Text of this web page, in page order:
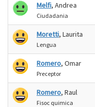
Melfi, Andrea
Ciudadania
Moretti, Laurita
Lengua
Romero, Omar
Preceptor
Romero, Raul
Fisoc quimica